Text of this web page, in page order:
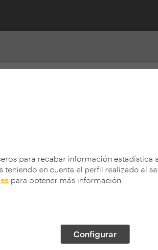
para recabar información
teniendo en cuenta el perfil realizado al
para obtener más información.
Configurar
2013 2011 2010 2009